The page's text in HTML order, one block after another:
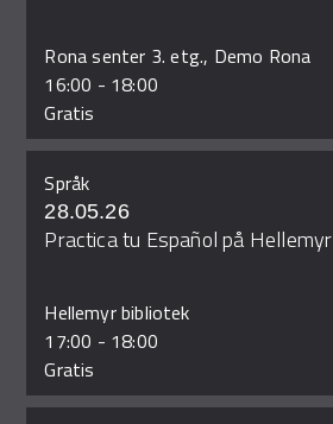
Rona senter 3. etg., Demo Rona
16:00 - 18:00
Gratis
Språk
28.05.26
Practica tu Español på Hellemyr
Hellemyr bibliotek
17:00 - 18:00
Gratis